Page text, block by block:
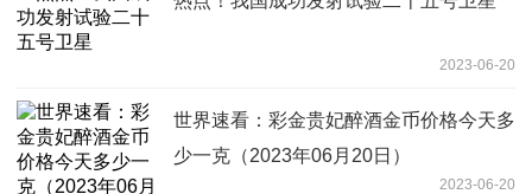
2023-06-20
世界速看：彩金贵妃醉酒金币价格今天多
少一克（2023年06月20日）
2023-06-20